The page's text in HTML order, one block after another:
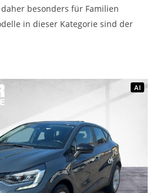
besonders für Familien
in dieser Kategorie sind der
AI